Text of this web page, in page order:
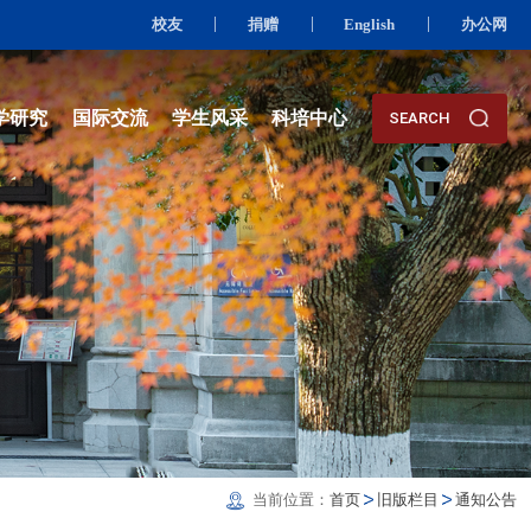
校友
队伍 人才培养 科学研究 国际交流 学生风